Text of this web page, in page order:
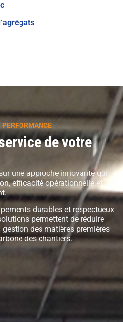
de votre
une approche innovante qui
efficacité opérationnelle et
durables et respectueux
permettent de réduire
gestion des matières premières
des chantiers.